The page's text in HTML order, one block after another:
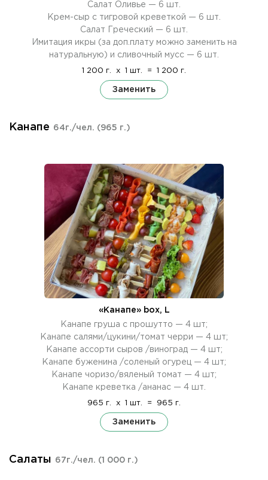
Салат Оливье — 6 шт.
Крем-сыр с тигровой креветкой — 6 шт.
Салат Греческий — 6 шт.
Имитация икры (за доп.плату можно заменить на
натуральную) и сливочный мусс — 6 шт.
1 200 г. x 1 шт. = 1 200 г.
Заменить
Канапе 64г./чел. (965 г.)
«Канапе» box, L
Канапе груша с прошутто — 4 шт;
Канапе салями/цукини/томат черри — 4 шт;
Канапе ассорти сыров /виноград — 4 шт;
Канапе буженина /соленый огурец — 4 шт;
Канапе чоризо/вяленый томат — 4 шт;
Канапе креветка /ананас — 4 шт.
965 г. x 1 шт. = 965 г.
Заменить
Салаты 67г./чел. (1 000 г.)